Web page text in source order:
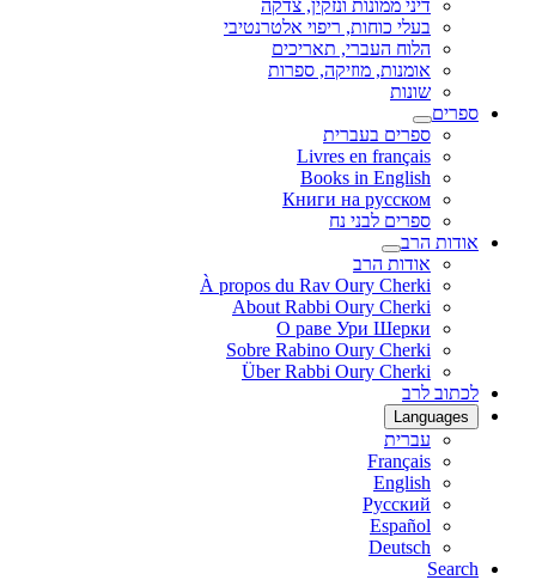
דיני ממונות ונזקין, צדקה
בעלי כוחות, ריפוי אלטרנטיבי
הלוח העברי, תאריכים
אומנות, מוזיקה, ספרות
שונות
ספרים
ספרים בעברית
Livres en français
Books in English
Книги на русском
ספרים לבני נח
אודות הרב
אודות הרב
À propos du Rav Oury Cherki
About Rabbi Oury Cherki
О раве Ури Шерки
Sobre Rabino Oury Cherki
Über Rabbi Oury Cherki
לכתוב לרב
Languages
עברית
Français
English
Русский
Español
Deutsch
Search